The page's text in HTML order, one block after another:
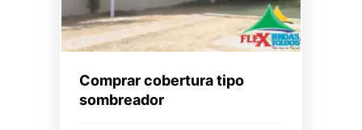
Comprar cobertura tipo
sombreador